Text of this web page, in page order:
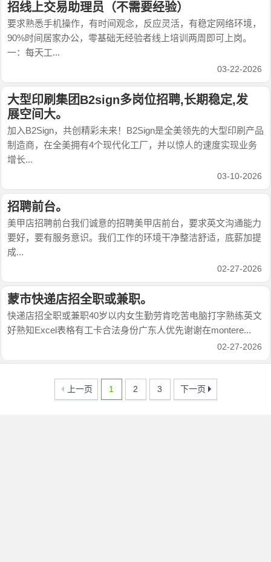
招线上交易助理员（不需要经验）
要求熟悉手机操作，有时间观念，反应灵活，有稳定网络环境，
90%时间居家办公，零基础无经验者线上培训两周即可上岗。
一：每天工...
03-22-2026
大型印刷集团B2sign多岗位招聘,长期稳定,发
展空间大。
加入B2Sign，共创精彩未来！B2Sign是全美领先的大型印刷产品
制造商，在全美拥有4个现代化工厂，并以惊人的速度实现业务
增长...
03-10-2026
招聘前台。
美甲店招聘前台我们诚意的招聘美甲店前台，要求英文沟通能力
要好，要有服务意识。我们工作的环境干净整洁舒适，底薪加提
成...
02-27-2026
蒙市快递店招全职或兼职。
快递店招全职或兼职40岁以内女生勤劳肯吃苦电脑打字熟练英文
好熟知Excel表格有工卡合法身份广东人优先谢谢在montere...
02-27-2026
上一页 1 2 3 下一页